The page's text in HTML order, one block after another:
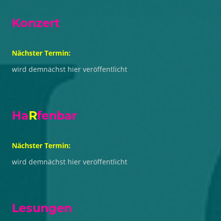
Konzert
Nächster Termin:
wird demnächst hier veröffentlicht
HaRfenbar
Nächster Termin:
wird demnächst hier veröffentlicht
Lesungen